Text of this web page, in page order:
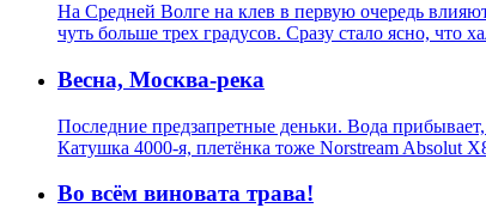
На Средней Волге на клев в первую очередь
чуть больше трех градусов. Сразу стало ясно, что
Весна, Москва-река
Последние предзапретные деньки. Вода
Катушка 4000-я, плетёнка тоже Norstream Absolut
Во всём виновата трава!